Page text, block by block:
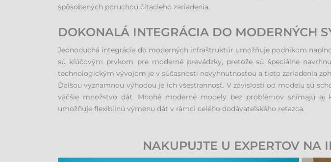
spôsobených poruchou čítacieho zariadenia.
DOKONALÁ INTEGRÁCIA DO MODERNÝCH
Jednoduchá integrácia do moderných infraštruktúr umožňuje podnikom
sú kľúčovým prvkom pre moderné prevádzky, pretože sú špeciálne
technologickým vývojom je v súčasnosti nevyhnutnosťou a tieto zariadenia
Ďalšou významnou výhodou je ich všestrannosť. V závislosti od modelu sú
väčšie množstvo dát. Mnohé moderné modely bez problémov snímajú aj
umožňuje flexibilnú výmenu dát v rámci celého dodávateľského reťazca.
NAKUPUJTE U EXPERTOV NA